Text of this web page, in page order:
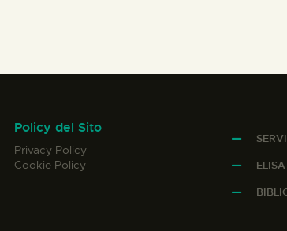
Policy del Sito
Privacy Policy
Cookie Policy